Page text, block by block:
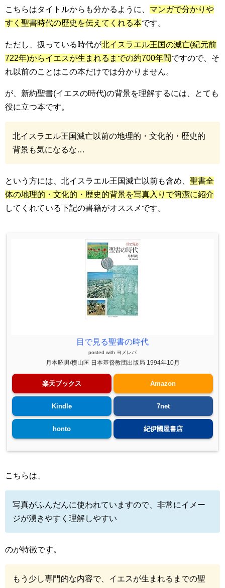
こちらはタイトルからも分かるように、 マンガで分かりや
すく聖書時代の歴史を伝えてくれる本です。
ただし、扱っている時代が北イスラエル王国の滅亡(紀元前
722年)からイエスが生まれるまでの約700年間ですので、そ
れ以前のことはこの本だけでは分かりません。
が、新約聖書(イエスの時代)の背景を理解するには、とても
役に立つ本です。
北イスラエル王国滅亡以前の地理的・文化的・歴史的
背景も気になるな…
という方には、北イスラエル王国滅亡以前も含め、 聖書全
体の地理的・文化的・歴史的背景を写真入りで簡潔に紹介
してくれている下記の書籍がオススメです。
目で見る聖書の時代
posted with ヨメレバ
月本昭男/横山匡 日本基督教団出版局 1994年10月
楽天ブックス Amazon
Kindle 7net
honto 紀伊國屋書店
こちらは、
写真がふんだんに使われていますので、非常にイメー
ジが湧きやすく理解しやすい
のが特徴です。
もう少し専門的な内容で、イエスが生まれるまでの聖